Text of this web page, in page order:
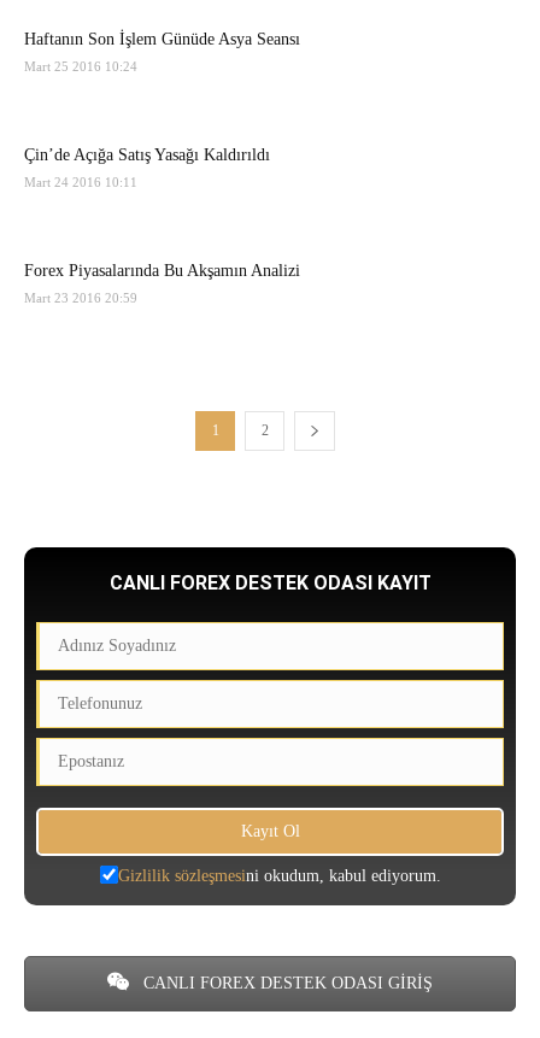
Haftanın Son İşlem Günüde Asya Seansı
Mart 25 2016 10:24
Çin’de Açığa Satış Yasağı Kaldırıldı
Mart 24 2016 10:11
Forex Piyasalarında Bu Akşamın Analizi
Mart 23 2016 20:59
1 2
CANLI FOREX DESTEK ODASI KAYIT
Gizlilik sözleşmesini okudum, kabul ediyorum.
CANLI FOREX DESTEK ODASI GİRİŞ